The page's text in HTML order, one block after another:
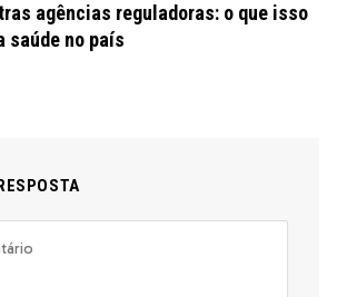
agências reguladoras: o que isso
saúde no país